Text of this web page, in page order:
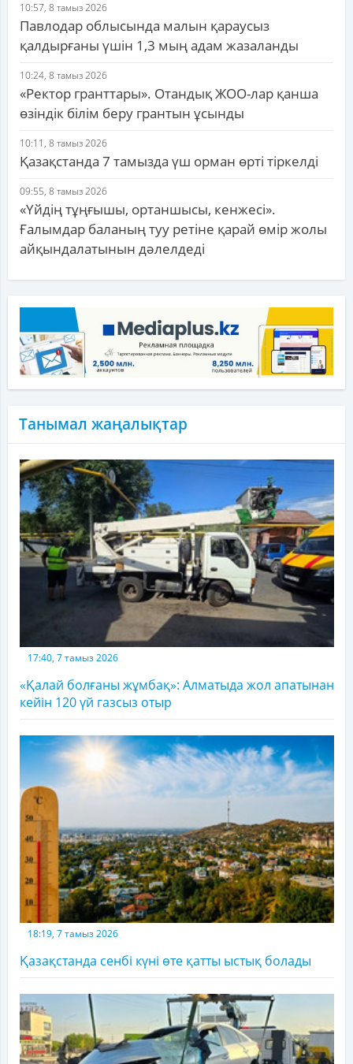
10:57, 8 тамыз 2026
Павлодар облысында малын қараусыз
қалдырғаны үшін 1,3 мың адам жазаланды
10:24, 8 тамыз 2026
«Ректор гранттары». Отандық ЖОО-лар қанша
өзіндік білім беру грантын ұсынды
10:11, 8 тамыз 2026
Қазақстанда 7 тамызда үш орман өрті тіркелді
09:55, 8 тамыз 2026
«Үйдің тұңғышы, ортаншысы, кенжесі».
Ғалымдар баланың туу ретіне қарай өмір жолы
айқындалатынын дәлелдеді
Танымал жаңалықтар
17:40, 7 тамыз 2026
«Қалай болғаны жұмбақ»: Алматыда жол апатынан
кейін 120 үй газсыз отыр
18:19, 7 тамыз 2026
Қазақстанда сенбі күні өте қатты ыстық болады